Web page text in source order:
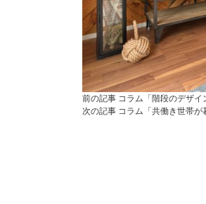
前の記事 コラム「階段のデザイ
次の記事 コラム「共働き世帯が